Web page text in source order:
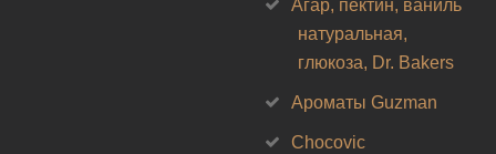
Агар, пектин, ваниль
натуральная,
глюкоза, Dr. Bakers
Ароматы Guzman
Chocovic